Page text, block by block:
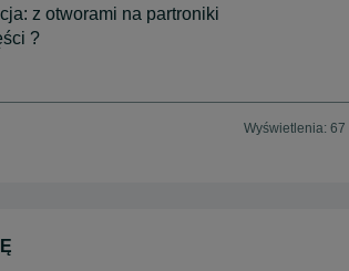
z otworami na partroniki
?
Wyświetlenia: 67